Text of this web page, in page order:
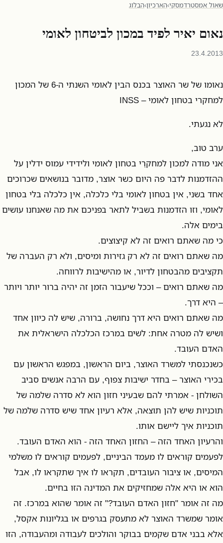
שאול אמסטרדמסקי›הארכיון›הבלוג
נאום יאיר לפיד במכון לביטחון לאומי
23.4.2013
נאומו של שר האוצר בכנס הבין לאומי השנתי ה-6 של המכון
למחקרי בטחון לאומי – INSS
לא נגעתי.
ערב טוב,
אני מודה למכון למחקרֵי בטחון לאומי ולידידי עמוס ידלין על
ההזדמנות לדבר פה היום כשר אוצר, מדובר בנושאים שכרוכים
אחד בשני, אין בטחון לאומי בלי כלכלה, אין כלכלה בלי בטחון
לאומי, וזו הזדמנות בשביל לתאר בפניכם את מה שאנחנו עושים
בימים אלה.
כי מה שאתם רואים זה לא קיצוצים.
מה שאתם רואים זה לא רק גזירות ומיסים, ולא רק העברה של
תקציבים מהבטחון לדיור, או מהישיבות לרווחה.
מה שאתם רואים – וככל שיעבור הזמן זה יהיה ברור יותר ויותר
– היא דרך.
מה שאתם רואים היא דרך נחושה, ברורה, שיש לה כיוון אחד
ושיש לה מטרה אחת: לשים במרכז הכלכלה הישראלית את
האדם העובד.
כשנכנסתי למשרד האוצר, ביום הראשון, במפגש הראשון עם
בכירי האוצר – בחדר ישיבות צפוף, עם הרבה אנשים סביב
השולחן - אמרתי להם שבעיני חזון הוא לא סדרה שלמה של
תוכניות שיש להן תוצאה, אלא רעיון אחד שיש סדרה שלמה של
תוכניות איך ליישם אותו.
והרעיון האחד הזה – החזון האחד הזה - הוא האדם העובד.
לפעמים קוראים לו מעמד הביניים, לפעמים קוראים לו משלמי
המיסים, או ציבור העובדים, תקראו לו איך שתקראו לו, אבל
הוא או היא אלה שמחזיקים את המדינה הזו בחיים.
מה זה אומר "חזון האדם העובד?" זה אומר שהוא במרכז. זה
אומר שמשרד האוצר לא מתעסק בגרפים או בגליונות אקסל,
אלא בבני אדם שקמים בבוקר והולכים לעבודה ומהעבודה, הזו